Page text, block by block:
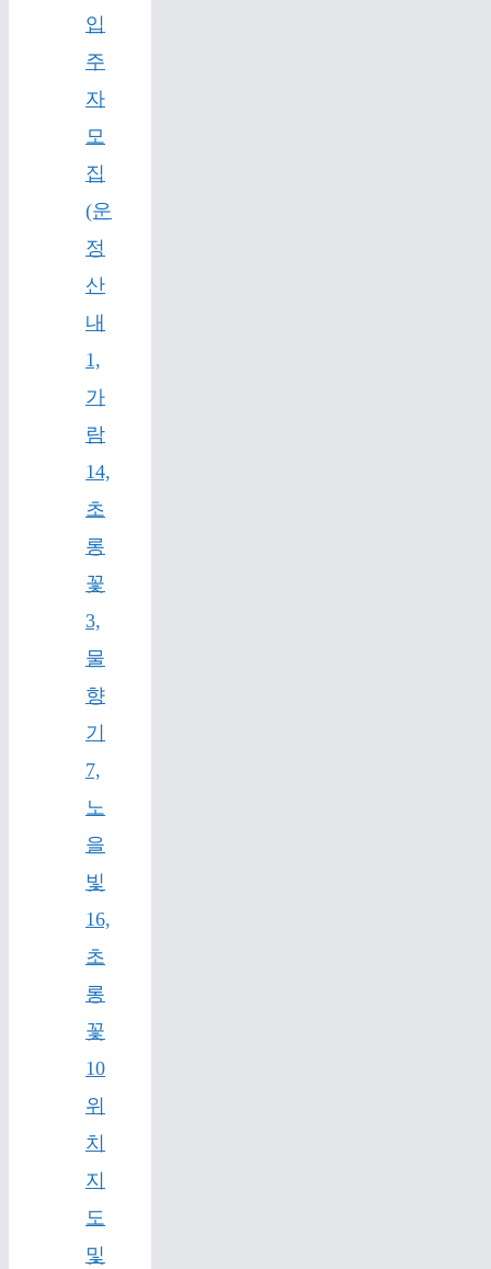
입
주
자
모
집
(운
정
산
내
1,
가
람
14,
초
롱
꽃
3,
물
향
기
7,
노
을
빛
16,
초
롱
꽃
10
위
치
지
도
및